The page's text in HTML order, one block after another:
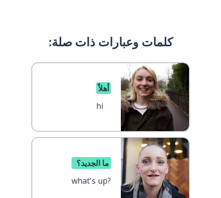
كلمات وعبارات ذات صلة:
أهلاً
hi
ما الجديد؟
what's up?